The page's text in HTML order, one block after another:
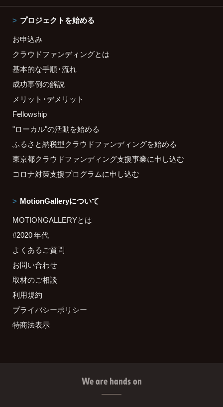
プロジェクトを始める
お申込み
クラウドファンディングとは
基本的な手順・流れ
成功事例の解説
メリット・デメリット
Fellowship
"ローカル"の活動を始める
ふるさと納税型クラウドファンディングを始める
東京都クラウドファンディング支援事業に申し込む
コロナ対策支援プログラムに申し込む
MotionGalleryについて
MOTIONGALLERYとは
#2020 年代
よくあるご質問
お問い合わせ
取材のご相談
利用規約
プライバシーポリシー
特商法表示
We are hands on